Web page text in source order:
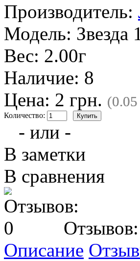
Производитель:
Модель: Звезда
Вес: 2.00г
Наличие: 8
Цена: 2 грн. (0.05
Количество:
- или -
В заметки
В сравнения
Описание